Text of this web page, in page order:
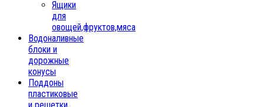
Ящики
для
овощей,фруктов,мяса
Водоналивные
блоки и
дорожные
конусы
Поддоны
пластиковые
и решетки